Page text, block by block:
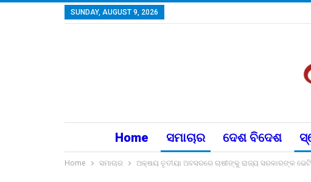
SUNDAY, AUGUST 9, 2026
Home ସମାଚାର ଦେଶ ବିଦେଶ
Home ସମାଚାର ଅକ୍ଷୟ ତୃତୀୟା ଅବସରରେ ଚାଷୀଙ୍କୁ ରାଜ୍ୟ ସରକାରଙ୍କ